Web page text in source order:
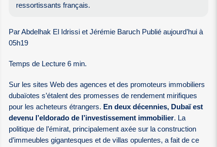
ressortissants français.
Par Abdelhak El Idrissi et Jérémie Baruch Publié aujourd’hui à
05h19
Temps de Lecture 6 min.
Sur les sites Web des agences et des promoteurs immobiliers
dubaïotes s’étalent des promesses de rendement mirifiques
pour les acheteurs étrangers. En deux décennies, Dubaï est
devenu l’eldorado de l’investissement immobilier. La
politique de l’émirat, principalement axée sur la construction
d’immeubles gigantesques et de villas opulentes, a fait de ce